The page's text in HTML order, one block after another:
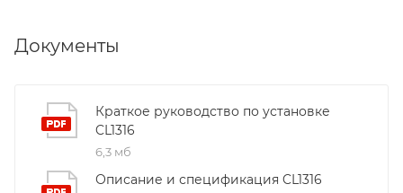
Документы
Краткое руководство по установке
CL1316
6,3 мб
Описание и спецификация CL1316